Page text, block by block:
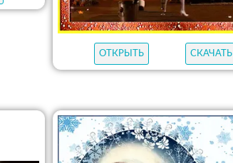
ОТКРЫТЬ СКАЧАТЬ